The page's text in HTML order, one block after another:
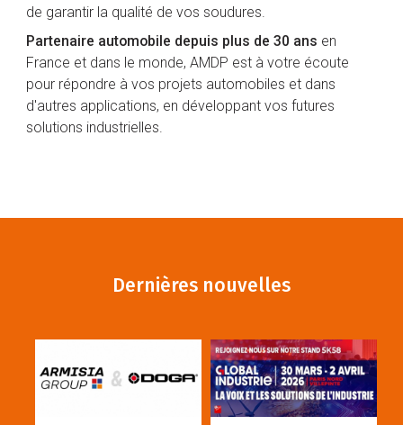
de garantir la qualité de vos soudures.
Partenaire automobile depuis plus de 30 ans en
France et dans le monde, AMDP est à votre écoute
pour répondre à vos projets automobiles et dans
d'autres applications, en développant vos futures
solutions industrielles.
Dernières nouvelles